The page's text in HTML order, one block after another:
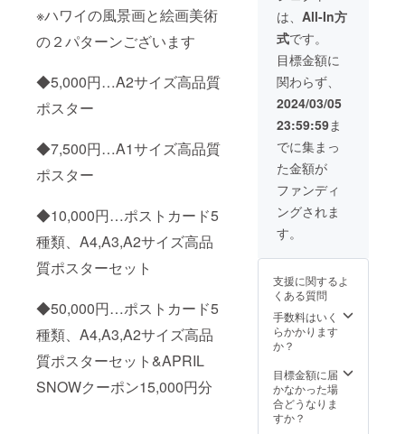
※ハワイの風景画と絵画美術
の２パターンございます
◆5,000円…A2サイズ高品質
ポスター
◆7,500円…A1サイズ高品質
ポスター
◆10,000円…ポストカード5
種類、A4,A3,A2サイズ高品
質ポスターセット
◆50,000円…ポストカード5
種類、A4,A3,A2サイズ高品
質ポスターセット&APRIL
SNOWクーポン15,000円分
7mm)
(A3ポス
ター…
297×42
0mm)
(A2ポス
ター…
420×59
4mm)
★ご希
望の商
品ジャ
ンルを
オプ
ション
ただ
き、 ご
希望の
作品を
画像の
リスト
だき、
備考欄
に記載
・A4〜
A2高品
質ポス
ター
・
APRIL
SNOW
クーポ
ン
15,000
円分 数
量・種
類 (ポス
トカー
ド...5枚
ポス
(A3ポス
ター④)
(A2ポス
ター⑤)
(A1ポス
商品サ
イズ (ポ
スト
カー
は、 All-In方
式です。
目標金額に
関わらず、
2024/03/05
23:59:59ま
でに集まっ
た金額が
ファンディ
ングされま
す。
支援に関するよ
くある質問
手数料はいく
らかかります
か？
目標金額に届
かなかった場
合どうなりま
すか？